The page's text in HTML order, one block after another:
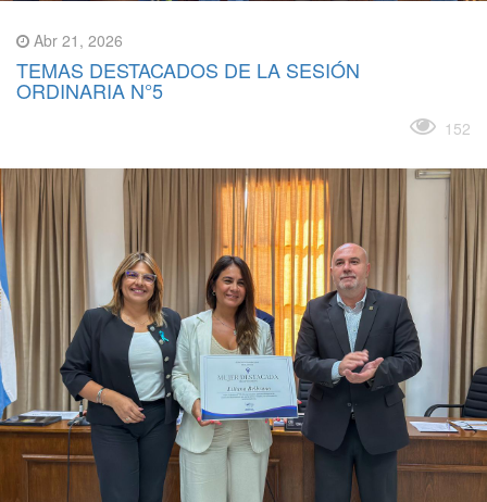
Abr 21, 2026
TEMAS DESTACADOS DE LA SESIÓN
ORDINARIA N°5
152